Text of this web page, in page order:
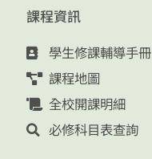
課程資訊
學生修課輔導手冊
課程地圖
全校開課明細
必修科目表查詢